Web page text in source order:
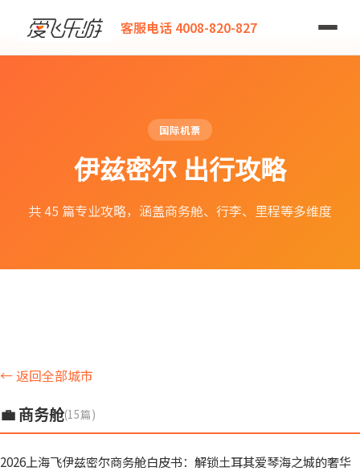
客服电话 4008-820-827
爱飞乐游
国际机票
伊兹密尔 出行攻略
共 45 篇专业攻略，涵盖商务舱、行李、里程等多维度
← 返回全部城市
💼 商务舱(15篇)
2026上海飞伊兹密尔商务舱白皮书：解锁土耳其爱琴海之城的奢华